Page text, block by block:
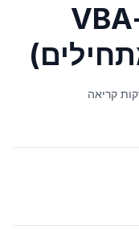
איך להשתמש ב-VBA